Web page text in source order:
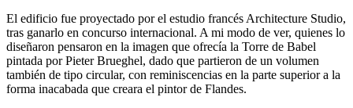
El edificio fue proyectado por el estudio francés Architecture Studio,
tras ganarlo en concurso internacional. A mi modo de ver, quienes lo
diseñaron pensaron en la imagen que ofrecía la Torre de Babel
pintada por Pieter Brueghel, dado que partieron de un volumen
también de tipo circular, con reminiscencias en la parte superior a la
forma inacabada que creara el pintor de Flandes.